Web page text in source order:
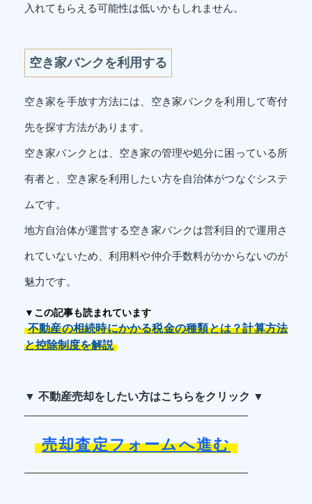
入れてもらえる可能性は低いかもしれません。
空き家バンクを利用する
空き家を手放す方法には、空き家バンクを利用して寄付
先を探す方法があります。
空き家バンクとは、空き家の管理や処分に困っている所
有者と、空き家を利用したい方を自治体がつなぐシステ
ムです。
地方自治体が運営する空き家バンクは営利目的で運用さ
れていないため、利用料や仲介手数料がかからないのが
魅力です。
▼この記事も読まれています
不動産の相続時にかかる税金の種類とは？計算方法
と控除制度を解説
▼ 不動産売却をしたい方はこちらをクリック ▼
売却査定フォームへ進む